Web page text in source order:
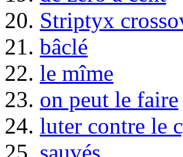
20. Striptyx
21. bâclé
22. le mîme
23. on peut le faire
24. luter contre le